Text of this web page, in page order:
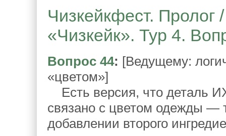
Чизкейкфест.
«Чизкейк». Тур 4.
Вопрос 44: [Ведущему:
«цветом»]
Есть версия, что деталь
связано с цветом одежды —
добавлении второго